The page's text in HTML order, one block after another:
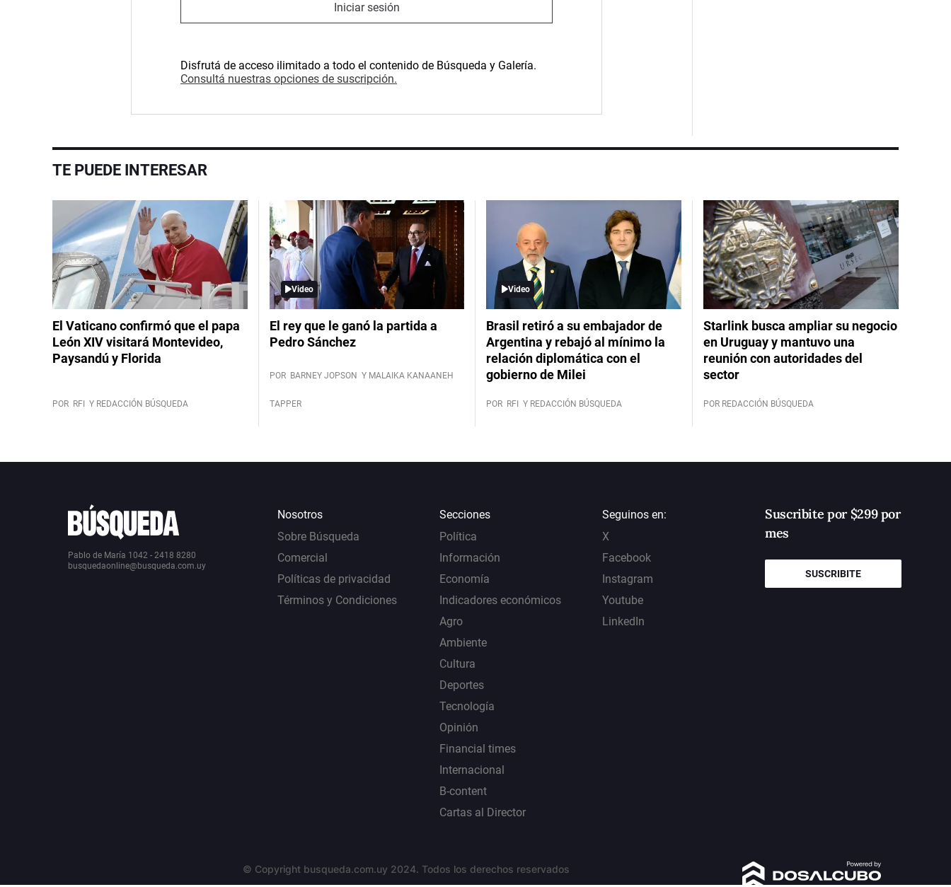
Iniciar sesión
Disfrutá de acceso ilimitado a todo el contenido de Búsqueda y Galería.
Consultá nuestras opciones de suscripción.
TE PUEDE INTERESAR
El Vaticano confirmó que el papa
León XIV visitará Montevideo,
Paysandú y Florida
POR RFI Y REDACCIÓN BÚSQUEDA
Video
El rey que le ganó la partida a
Pedro Sánchez
POR BARNEY JOPSON Y MALAIKA KANAANEH
TAPPER
Video
Brasil retiró a su embajador de
Argentina y rebajó al mínimo la
relación diplomática con el
gobierno de Milei
POR RFI Y REDACCIÓN BÚSQUEDA
Starlink busca ampliar su negocio
en Uruguay y mantuvo una
reunión con autoridades del
sector
POR REDACCIÓN BÚSQUEDA
Pablo de María 1042 - 2418 8280
busquedaonline@busqueda.com.uy
Nosotros
Sobre Búsqueda
Comercial
Políticas de privacidad
Términos y Condiciones
Secciones
Política
Información
Economía
Indicadores económicos
Agro
Ambiente
Cultura
Deportes
Tecnología
Opinión
Financial times
Internacional
B-content
Cartas al Director
Seguinos en:
X
Facebook
Instagram
Youtube
LinkedIn
Suscribite por $299 por
mes
SUSCRIBITE
© Copyright busqueda.com.uy 2024. Todos los derechos reservados